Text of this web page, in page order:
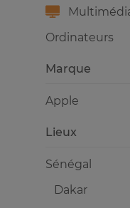
Ordinateurs
Lieux
Sénégal
Dakar
Marque
Apple